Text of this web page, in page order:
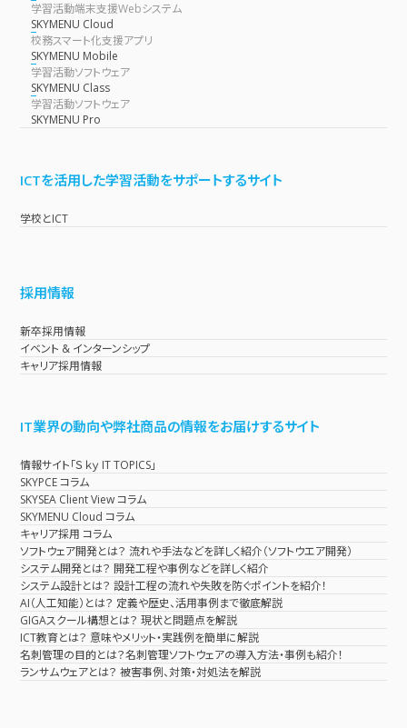
学習活動端末支援Webシステム
SKYMENU Cloud
校務スマート化支援アプリ
SKYMENU Mobile
学習活動ソフトウェア
SKYMENU Class
学習活動ソフトウェア
SKYMENU Pro
ICTを活用した学習活動をサポートするサイト
学校とICT
採用情報
新卒採用情報
イベント & インターンシップ
キャリア採用情報
IT業界の動向や弊社商品の情報をお届けするサイト
情報サイト「Ｓｋｙ IT TOPICS」
SKYPCE コラム
SKYSEA Client View コラム
SKYMENU Cloud コラム
キャリア採用 コラム
ソフトウェア開発とは？ 流れや手法などを詳しく紹介（ソフトウエア開発）
システム開発とは？ 開発工程や事例などを詳しく紹介
システム設計とは？ 設計工程の流れや失敗を防ぐポイントを紹介！
AI（人工知能）とは？ 定義や歴史、活用事例まで徹底解説
GIGAスクール構想とは？ 現状と問題点を解説
ICT教育とは？ 意味やメリット・実践例を簡単に解説
名刺管理の目的とは？名刺管理ソフトウェアの導入方法・事例も紹介！
ランサムウェアとは？ 被害事例、対策・対処法を解説